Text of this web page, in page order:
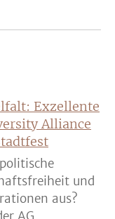
Exzellente
Alliance
und
aus?